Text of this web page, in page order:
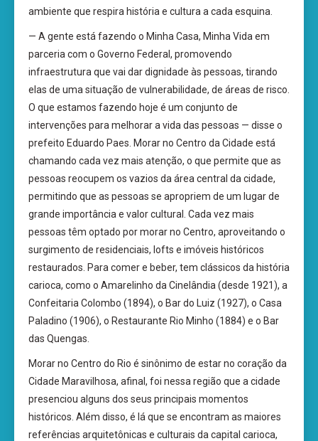
ambiente que respira história e cultura a cada esquina.
— A gente está fazendo o Minha Casa, Minha Vida em
parceria com o Governo Federal, promovendo
infraestrutura que vai dar dignidade às pessoas, tirando
elas de uma situação de vulnerabilidade, de áreas de risco.
O que estamos fazendo hoje é um conjunto de
intervenções para melhorar a vida das pessoas — disse o
prefeito Eduardo Paes. Morar no Centro da Cidade está
chamando cada vez mais atenção, o que permite que as
pessoas reocupem os vazios da área central da cidade,
permitindo que as pessoas se apropriem de um lugar de
grande importância e valor cultural. Cada vez mais
pessoas têm optado por morar no Centro, aproveitando o
surgimento de residenciais, lofts e imóveis históricos
restaurados. Para comer e beber, tem clássicos da história
carioca, como o Amarelinho da Cinelândia (desde 1921), a
Confeitaria Colombo (1894), o Bar do Luiz (1927), o Casa
Paladino (1906), o Restaurante Rio Minho (1884) e o Bar
das Quengas.
Morar no Centro do Rio é sinônimo de estar no coração da
Cidade Maravilhosa, afinal, foi nessa região que a cidade
presenciou alguns dos seus principais momentos
históricos. Além disso, é lá que se encontram as maiores
referências arquitetônicas e culturais da capital carioca,